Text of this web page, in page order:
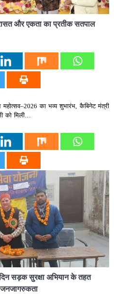
और एकता का प्रतीक सतपाल
का भव्य शुभारंभ, कैबिनेट मंत्री
को मिली…
सड़क सुरक्षा अभियान के तहत